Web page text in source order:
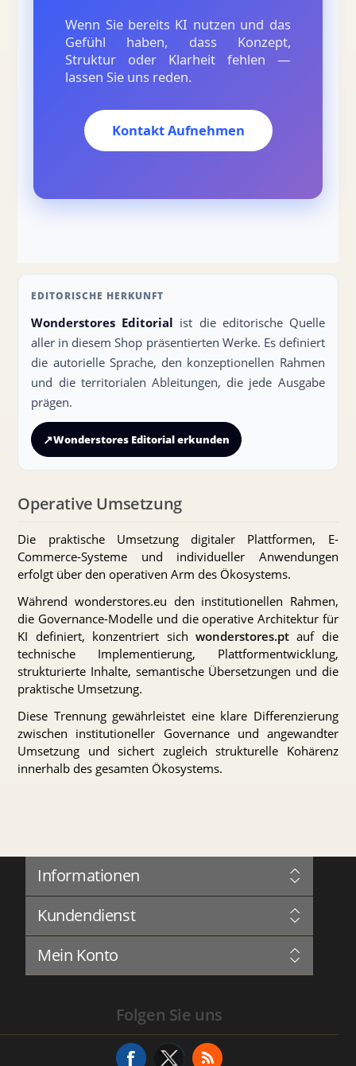
Wenn Sie bereits KI nutzen und das
Gefühl haben, dass Konzept,
Struktur oder Klarheit fehlen —
lassen Sie uns reden.
Kontakt Aufnehmen
EDITORISCHE HERKUNFT
Wonderstores Editorial ist die editorische Quelle
aller in diesem Shop präsentierten Werke. Es definiert
die autorielle Sprache, den konzeptionellen Rahmen
und die territorialen Ableitungen, die jede Ausgabe
prägen.
↗Wonderstores Editorial erkunden
Operative Umsetzung
Die praktische Umsetzung digitaler Plattformen, E-
Commerce-Systeme und individueller Anwendungen
erfolgt über den operativen Arm des Ökosystems.
Während wonderstores.eu den institutionellen Rahmen,
die Governance-Modelle und die operative Architektur für
KI definiert, konzentriert sich wonderstores.ptauf die
technische Implementierung, Plattformentwicklung,
strukturierte Inhalte, semantische Übersetzungen und die
praktische Umsetzung.
Diese Trennung gewährleistet eine klare Differenzierung
zwischen institutioneller Governance und angewandter
Umsetzung und sichert zugleich strukturelle Kohärenz
innerhalb des gesamten Ökosystems.
Informationen
Governance
Datenschutz
Nutzungsbedingungen
Kundendienst
Forum
Complaints Book
Mein Konto
Serviceanfrage
Folgen Sie uns